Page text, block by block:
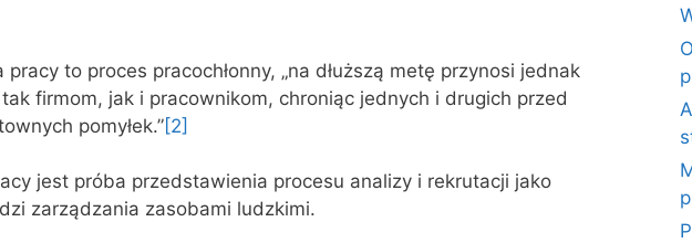
to proces pracochłonny, „na dłuższą metę przynosi jednak
firmom, jak i pracownikom, chroniąc jednych i drugich przed
pomyłek.”[2]
jest próba przedstawienia procesu analizy i rekrutacji jako
zarządzania zasobami ludzkimi.